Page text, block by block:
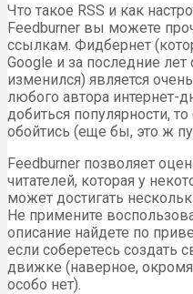
Что такое RSS и как
Feedburner вы можете
ссылкам. Фидбернет
Google и за последние
изменился) является
любого автора интернет-
добиться популярности,
обойтись (еще бы, это ж
Feedburner позволяет
читателей, которая у
может достигать
Не примените
описание найдете по
если соберетесь создать
движке (наверное,
особо нет).